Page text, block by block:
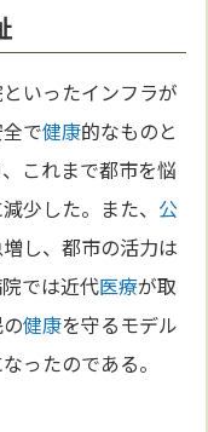
いったインフラが
で健康的なものと
これまで都市を悩
少した。また、 公
し、都市の活力は
では近代医療が取
健康を守るモデル
ったのである。